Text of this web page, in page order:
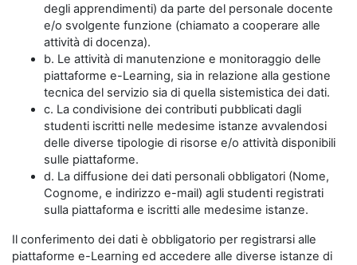
degli apprendimenti) da parte del personale docente
e/o svolgente funzione (chiamato a cooperare alle
attività di docenza).
b. Le attività di manutenzione e monitoraggio delle
piattaforme e-Learning, sia in relazione alla gestione
tecnica del servizio sia di quella sistemistica dei dati.
c. La condivisione dei contributi pubblicati dagli
studenti iscritti nelle medesime istanze avvalendosi
delle diverse tipologie di risorse e/o attività disponibili
sulle piattaforme.
d. La diffusione dei dati personali obbligatori (Nome,
Cognome, e indirizzo e-mail) agli studenti registrati
sulla piattaforma e iscritti alle medesime istanze.
Il conferimento dei dati è obbligatorio per registrarsi alle
piattaforme e-Learning ed accedere alle diverse istanze di